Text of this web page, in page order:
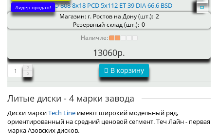
Лидер продаж!NEO 808 8x18 PCD 5x112 ET 39 DIA 66.6 BSD
Магазин: г. Ростов на Дону (шт.): 2
Резервный склад (шт.): 0
Наличие:
13060р.
В корзину
Литые диски - 4 марки завода
Диски маркиTech Line имеют широкий модельный ряд,
ориентированный на средний ценовой сегмент. Теч Лайн - первая
марка Азовских дисков.